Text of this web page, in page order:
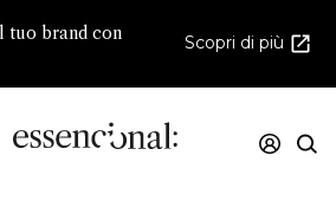
tuo brand con
Scopri di più
creatività nello sviluppo della